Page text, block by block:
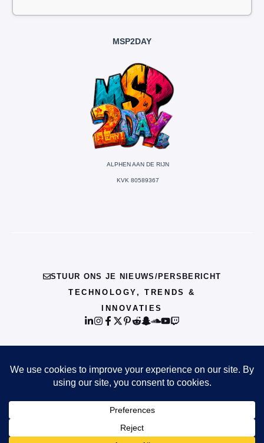
MSP2DAY
ALPHEN AAN DE RIJN
KVK 80589367
STUUR ONS JE NIEUWS/PERSBERICHT
TECHNOLOGY, TRENDS &
INNOVATIES
TERMS OF SERVICE